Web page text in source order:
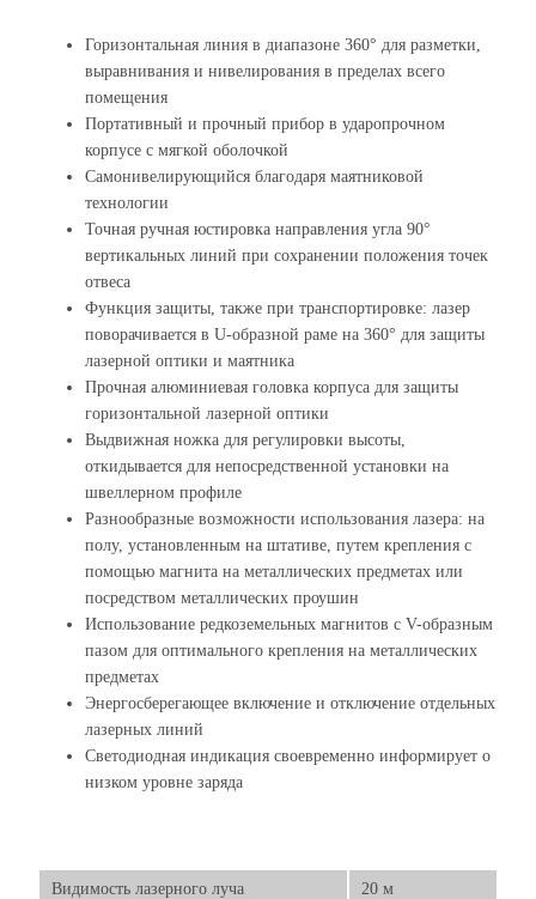
Горизонтальная линия в диапазоне 360° для разметки,
выравнивания и нивелирования в пределах всего
помещения
Портативный и прочный прибор в ударопрочном
корпусе с мягкой оболочкой
Самонивелирующийся благодаря маятниковой
технологии
Точная ручная юстировка направления угла 90°
вертикальных линий при сохранении положения точек
отвеса
Функция защиты, также при транспортировке: лазер
поворачивается в U-образной раме на 360° для защиты
лазерной оптики и маятника
Прочная алюминиевая головка корпуса для защиты
горизонтальной лазерной оптики
Выдвижная ножка для регулировки высоты,
откидывается для непосредственной установки на
швеллерном профиле
Разнообразные возможности использования лазера: на
полу, установленным на штативе, путем крепления с
помощью магнита на металлических предметах или
посредством металлических проушин
Использование редкоземельных магнитов с V-образным
пазом для оптимального крепления на металлических
предметах
Энергосберегающее включение и отключение отдельных
лазерных линий
Светодиодная индикация своевременно информирует о
низком уровне заряда
Видимость лазерного луча 20 м